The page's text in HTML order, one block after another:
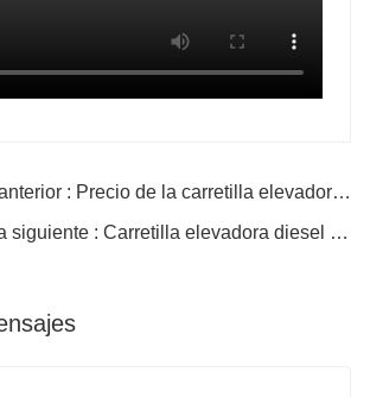
Anterior entrada anterior : Precio de la carretilla elevadora eléctrica 2.5T
Siguiente entrada siguiente : Carretilla elevadora diesel a la venta cerca de mí